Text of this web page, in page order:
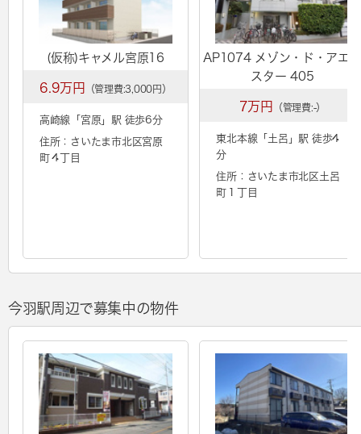
(仮称)キャメル宮原16
6.9万円 （管理費:3,000円）
高崎線「 宮原 」駅 徒歩6分
住所：さいたま市北区宮原
町４丁目
AP1074 メゾン・ド・アエロ
スター 405
7万円 （管理費:-）
東北本線「 土呂 」駅 徒歩4
分
住所：さいたま市北区土呂
町１丁目
今羽駅周辺で募集中の物件